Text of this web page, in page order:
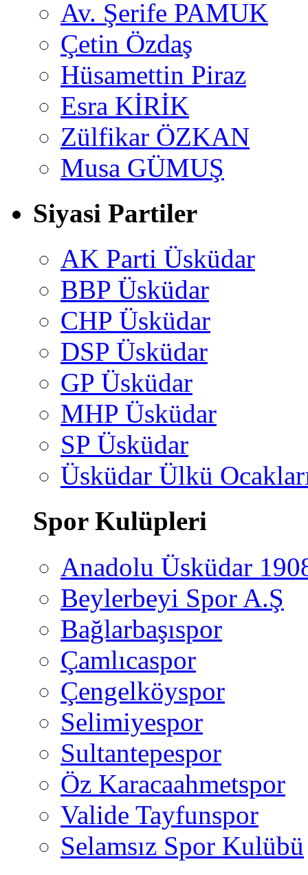
Av. Şerife PAMUK
Çetin Özdaş
Hüsamettin Piraz
Esra KİRİK
Zülfikar ÖZKAN
Musa GÜMUŞ
Siyasi Partiler
AK Parti Üsküdar
BBP Üsküdar
CHP Üsküdar
DSP Üsküdar
GP Üsküdar
MHP Üsküdar
SP Üsküdar
Üsküdar Ülkü
Spor Kulüpleri
Anadolu Üsküdar
Beylerbeyi Spor A.Ş
Bağlarbaşıspor
Çamlıcaspor
Çengelköyspor
Selimiyespor
Sultantepespor
Öz Karacaahmetspor
Valide Tayfunspor
Selamsız Spor Kulübü